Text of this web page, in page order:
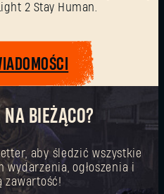
2 Stay Human.
NA BIEŻĄCO?
aby śledzić wszystkie
wydarzenia, ogłoszenia i
zawartość!
Outpost?Utwórz konto